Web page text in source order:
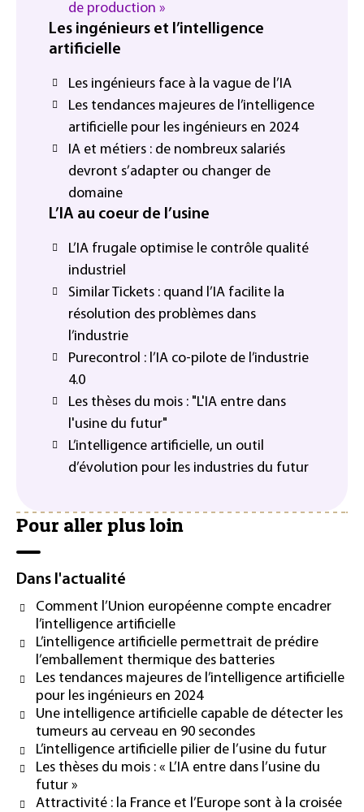
de production »
Les ingénieurs et l’intelligence
artificielle
Les ingénieurs face à la vague de l’IA
Les tendances majeures de l’intelligence
artificielle pour les ingénieurs en 2024
IA et métiers : de nombreux salariés
devront s’adapter ou changer de
domaine
L’IA au coeur de l’usine
L’IA frugale optimise le contrôle qualité
industriel
Similar Tickets : quand l’IA facilite la
résolution des problèmes dans
l’industrie
Purecontrol : l’IA co-pilote de l’industrie
4.0
Les thèses du mois : "L'IA entre dans
l'usine du futur"
L’intelligence artificielle, un outil
d’évolution pour les industries du futur
Pour aller plus loin
Dans l'actualité
Comment l’Union européenne compte encadrer
l’intelligence artificielle
L’intelligence artificielle permettrait de prédire
l’emballement thermique des batteries
Les tendances majeures de l’intelligence artificielle
pour les ingénieurs en 2024
Une intelligence artificielle capable de détecter les
tumeurs au cerveau en 90 secondes
L’intelligence artificielle pilier de l’usine du futur
Les thèses du mois : « L’IA entre dans l’usine du
futur »
Attractivité : la France et l’Europe sont à la croisée